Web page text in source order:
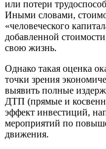
или потери
Иными словами,
«человеческого
добавленной
свою жизнь.
Однако такая оценка
точки зрения
выявить полные
ДТП (прямые и
эффект инвестиций,
мероприятий по
движения.